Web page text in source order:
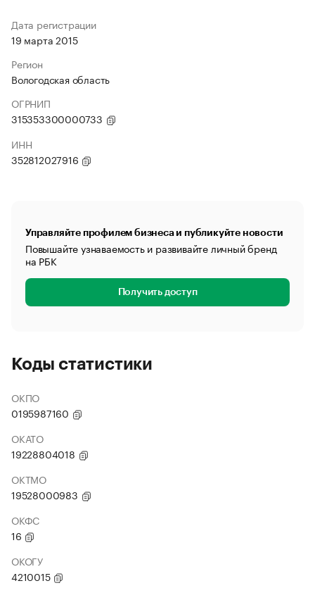
Дата регистрации
19 марта 2015
Регион
Вологодская область
ОГРНИП
315353300000733
ИНН
352812027916
Управляйте профилем бизнеса и публикуйте новости
Повышайте узнаваемость и развивайте личный бренд
на РБК
Получить доступ
Коды статистики
ОКПО
0195987160
ОКАТО
19228804018
ОКТМО
19528000983
ОКФС
16
ОКОГУ
4210015